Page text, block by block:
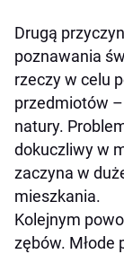
Drugą
poznawania
rzeczy w celu
przedmiotów
natury.
dokuczliwy w
zaczyna w
mieszkania.
Kolejnym
zębów. Młode